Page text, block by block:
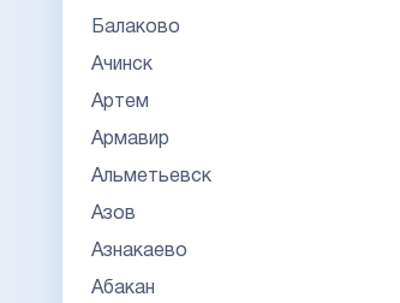
Балаково
Ачинск
Артем
Армавир
Альметьевск
Азов
Азнакаево
Абакан
23000